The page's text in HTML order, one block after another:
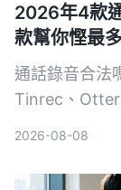
2026年4款
款幫你慳最
通話錄音合法
Tinrec、Otter
2026-08-08